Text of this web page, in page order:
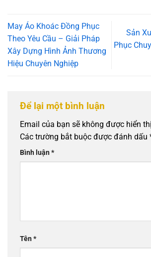
May Áo Khoác Đồng Phục
Theo Yêu Cầu – Giải Pháp
Xây Dựng Hình Ảnh Thương
Hiệu Chuyên Nghiệp
Sản
Phục
Để lại một bình luận
Email của bạn sẽ không được hiển
Các trường bắt buộc được đánh dấu
Bình luận*
Tên*